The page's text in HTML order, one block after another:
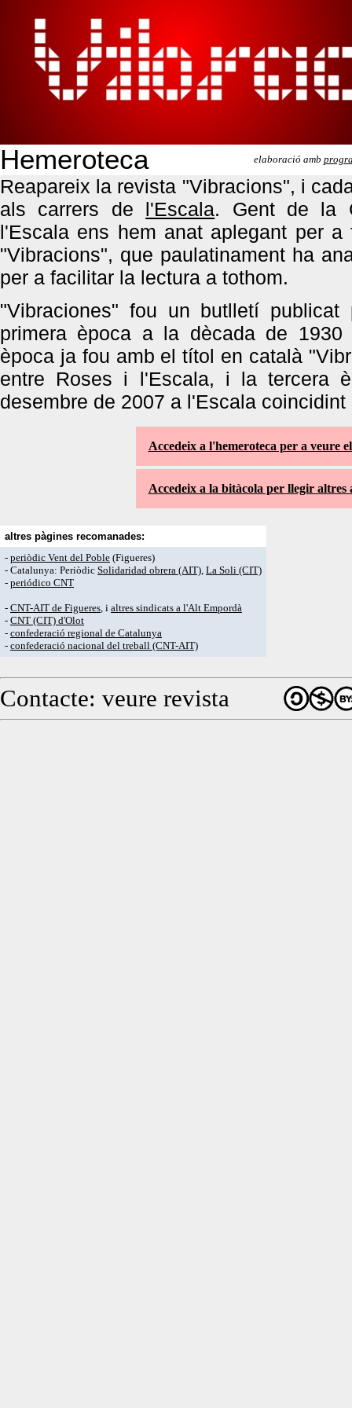
Hemeroteca elaboració amb
Reapareix la revista "Vibracions", i
als carrers de l'Escala. Gent de la
l'Escala ens hem anat aplegant per
"Vibracions", que paulatinament ha
per a facilitar la lectura a tothom.
"Vibraciones" fou un butlletí
primera època a la dècada de
època ja fou amb el títol en català
entre Roses i l'Escala, i la tercera
desembre de 2007 a l'Escala
Accedeix a l'hemeroteca per a veure
Accedeix a la bitàcola per llegir altres
altres pàgines recomanades:
- periòdic Vent del Poble (Figueres)
- Catalunya: Periòdic Solidaridad obrera (AIT), La Soli (CIT)
- periódico CNT
- CNT-AIT de Figueres, i altres sindicats a l'Alt Empordà
- CNT (CIT) d'Olot
- confederació regional de Catalunya
- confederació nacional del treball (CNT-AIT)
Contacte: veure revista